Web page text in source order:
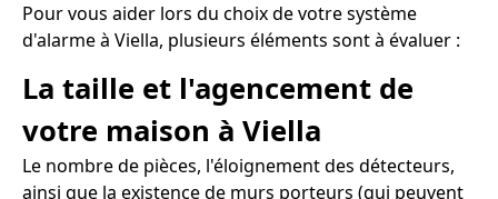
Pour vous aider lors du choix de votre système
d'alarme à Viella, plusieurs éléments sont à évaluer :
La taille et l'agencement de
votre maison à Viella
Le nombre de pièces, l'éloignement des détecteurs,
ainsi que la existence de murs porteurs (qui peuvent